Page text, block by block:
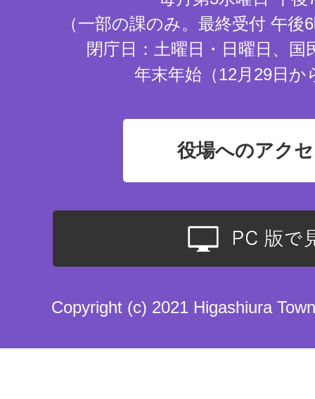
（一部の課のみ。最終受付 午
閉庁日：土曜日・日曜日、国
年末年始（12月29日か
役場へのアク
Copyright (c) 2021 Higashiura